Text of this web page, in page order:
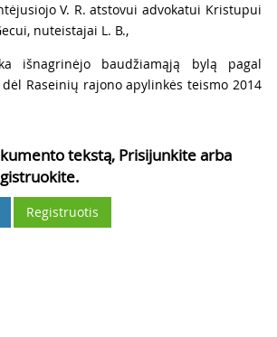
V. R. atstovui advokatui Kristupui
nuteistajai L. B.,
išnagrinėjo baudžiamąją bylą pagal
Raseinių rajono apylinkės teismo 2014
tekstą, Prisijunkite arba
Registruotis